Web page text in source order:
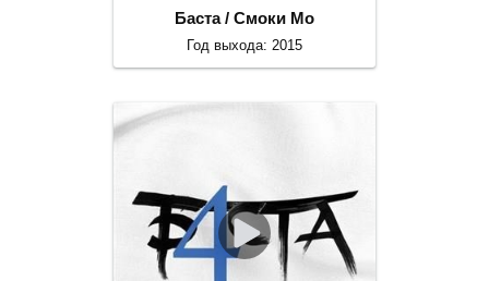
Баста / Смоки Мо
Год выхода: 2015